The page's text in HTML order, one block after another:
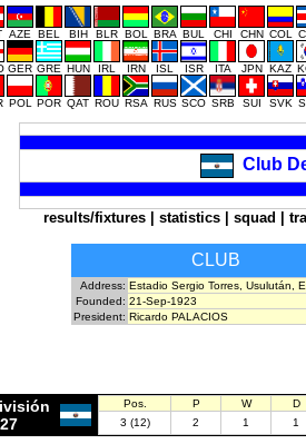
AZE BEL BIH BLR BOL BRA BUL CHI CHN COL
GER GRE HUN IRL IRN ISL ISR ITA JPN KAZ
POL POR QAT ROU RSA RUS SCO SRB SUI SVK
Club
results/fixtures statistics squad
CLUB
Address: Estadio Sergio Torres, Usulután,
Founded: 21-Sep-1923
President: Ricardo PALACIOS
Pos. P W
D
3 (12)
2 1 1